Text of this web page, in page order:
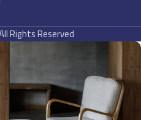
Rights Reserved